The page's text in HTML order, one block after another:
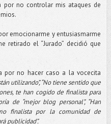
por no controlar mis ataques de
emocionarme y entusiasmarme
retirado el “Jurado” decidió que
por no hacer caso a la vocecita
utilizando”, “No tiene sentido que
te han cogido de finalista para
de “mejor blog personal”, “Han
finalista por la comunidad de
publicidad”.